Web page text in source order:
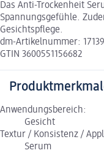
Das Anti-Trockenheit
Spannungsgefühle.
Gesichtspflege.
dm-Artikelnummer:
GTIN 3600551156682
Anwendungsbereich:
Gesicht
Textur / Konsistenz /
Serum